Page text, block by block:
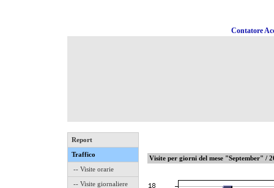
Contatore
Report
Traffico
-- Visite orarie
-- Visite giornaliere
Visite per giorni del mese "September" /